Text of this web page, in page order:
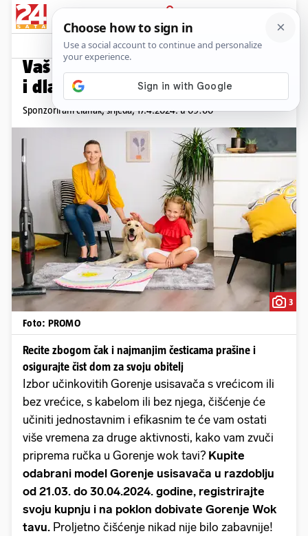
PRIJAVA
Promo sadržaj
Vaš saveznik u borbi s prašinom
i dlakama
Sponzorirani članak,srijeda, 17.4.2024. u 09:00
3
Foto: PROMO
Recite zbogom čak i najmanjim česticama prašine i
osigurajte čist dom za svoju obitelj
Izbor učinkovitih Gorenje usisavača s vrećicom ili
bez vrećice, s kabelom ili bez njega, čišćenje će
učiniti jednostavnim i efikasnim te će vam ostati
više vremena za druge aktivnosti, kako vam zvuči
priprema ručka u Gorenje wok tavi? Kupite
odabrani model Gorenje usisavača u razdoblju
od 21.03. do 30.04.2024. godine, registrirajte
svoju kupnju i na poklon dobivate Gorenje Wok
tavu. Proljetno čišćenje nikad nije bilo zabavnije!